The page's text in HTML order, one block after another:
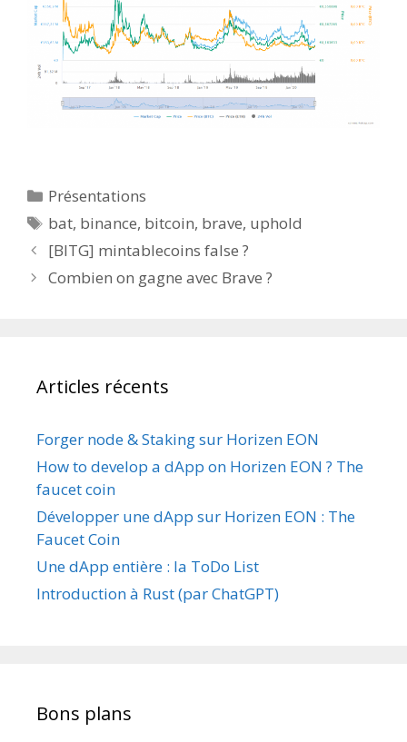
Catégories
Présentations
Étiquettes
bat, binance, bitcoin, brave, uphold
[BITG] mintablecoins false ?
Combien on gagne avec Brave ?
Articles récents
Forger node & Staking sur Horizen EON
How to develop a dApp on Horizen EON ? The
faucet coin
Développer une dApp sur Horizen EON : The
Faucet Coin
Une dApp entière : la ToDo List
Introduction à Rust (par ChatGPT)
Bons plans